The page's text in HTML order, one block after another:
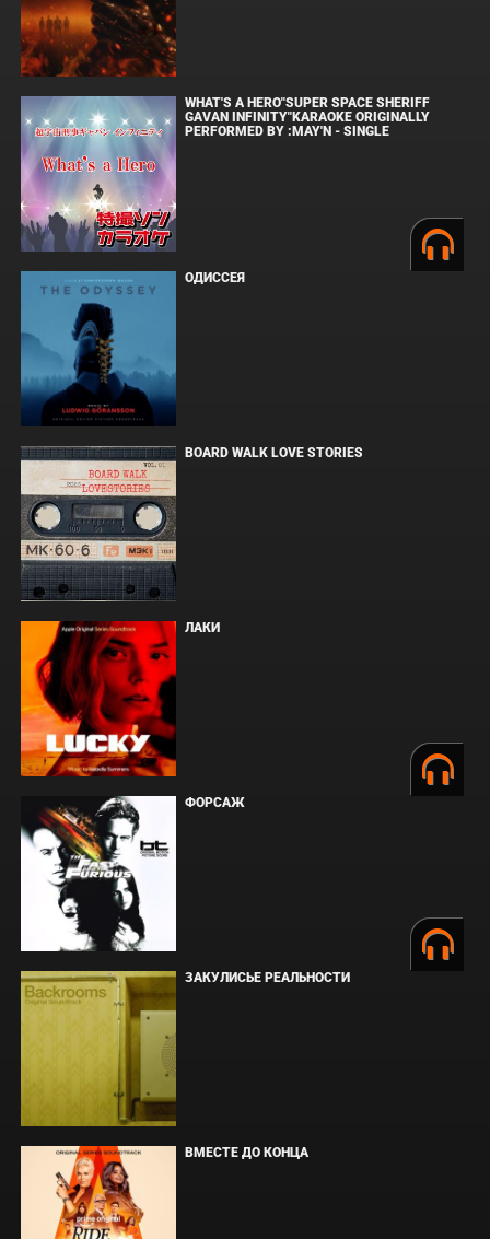
WHAT'S A HERO"SUPER SPACE SHERIFF
GAVAN INFINITY"KARAOKE ORIGINALLY
PERFORMED BY :MAY'N - SINGLE
ОДИССЕЯ
BOARD WALK LOVE STORIES
ЛАКИ
ФОРСАЖ
ЗАКУЛИСЬЕ РЕАЛЬНОСТИ
ВМЕСТЕ ДО КОНЦА